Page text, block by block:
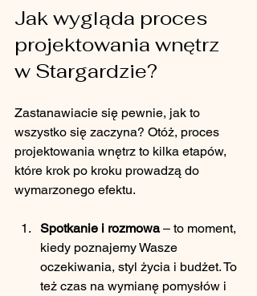
Jak wygląda proces
projektowania wnętrz
w Stargardzie?
Zastanawiacie się pewnie, jak to
wszystko się zaczyna? Otóż, proces
projektowania wnętrz to kilka etapów,
które krok po kroku prowadzą do
wymarzonego efektu.
Spotkanie i rozmowa – to moment,
kiedy poznajemy Wasze
oczekiwania, styl życia i budżet. To
też czas na wymianę pomysłów i